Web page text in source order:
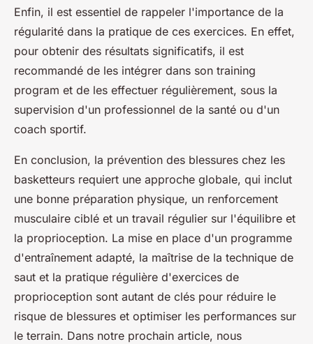
Enfin, il est essentiel de rappeler l'importance de la
régularité dans la pratique de ces exercices. En effet,
pour obtenir des résultats significatifs, il est
recommandé de les intégrer dans son training
program et de les effectuer régulièrement, sous la
supervision d'un professionnel de la santé ou d'un
coach sportif.
En conclusion, la prévention des blessures chez les
basketteurs requiert une approche globale, qui inclut
une bonne préparation physique, un renforcement
musculaire ciblé et un travail régulier sur l'équilibre et
la proprioception. La mise en place d'un programme
d'entraînement adapté, la maîtrise de la technique de
saut et la pratique régulière d'exercices de
proprioception sont autant de clés pour réduire le
risque de blessures et optimiser les performances sur
le terrain. Dans notre prochain article, nous